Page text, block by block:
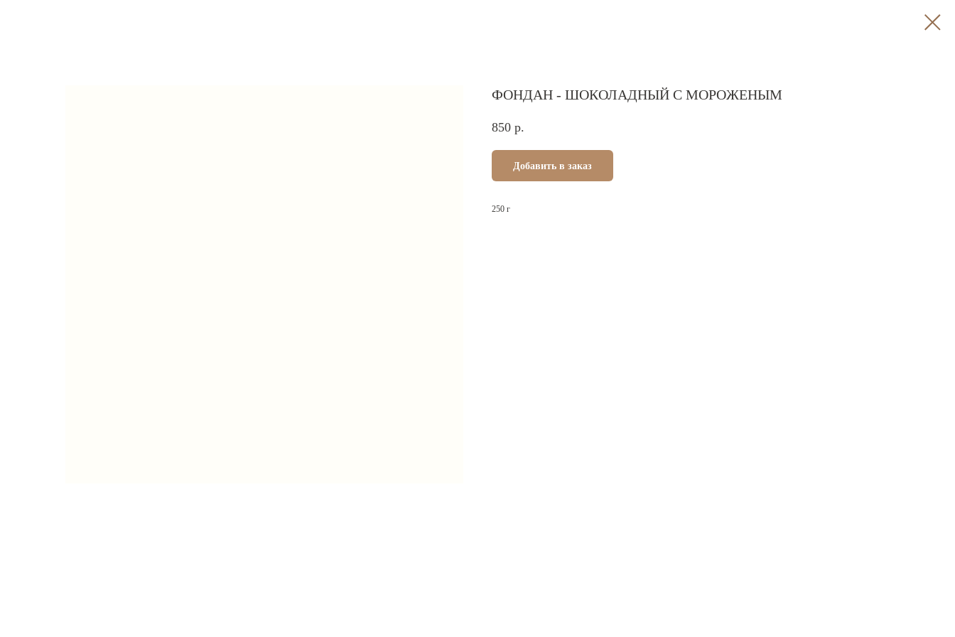
ФОНДАН - ШОКОЛАДНЫЙ С МОРОЖЕНЫМ
850 р.
Добавить в заказ
250 г